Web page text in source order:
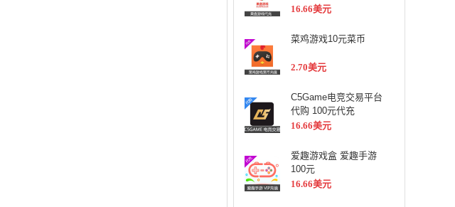
16.66美元
菜鸡游戏10元菜币
2.70美元
C5Game电竞交易平台
代购 100元代充
16.66美元
爱趣游戏盒 爱趣手游
100元
16.66美元